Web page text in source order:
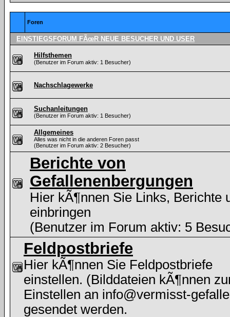
Foren
EINSTIEGSFORUM FÃœR NEUE BESUCHER UND USER
Hilfsthemen
(Benutzer im Forum aktiv: 1 Besucher)
Nachschlagewerke
Suchanleitungen
(Benutzer im Forum aktiv: 1 Besucher)
Allgemeines
Alles was nicht in die anderen Foren passt
(Benutzer im Forum aktiv: 2 Besucher)
Berichte von
Gefallenenbergungen
Hier kÃ¶nnen Sie Links, Berichte
einbringen
(Benutzer im Forum aktiv: 5
Feldpostbriefe
Hier kÃ¶nnen Sie Feldpostbriefe
einstellen. (Bilddateien kÃ¶nnen
Einstellen an info@vermisst-
gesendet werden.